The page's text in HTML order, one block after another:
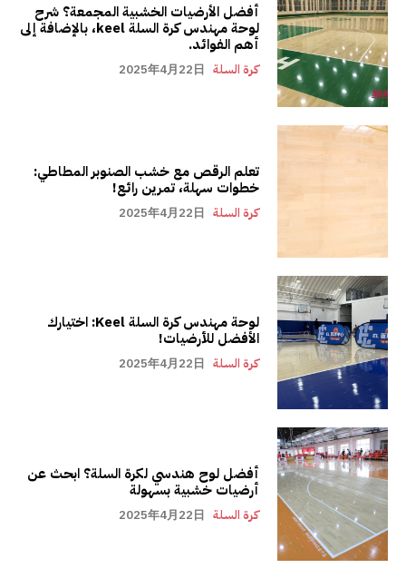
أفضل الأرضيات الخشبية المجمعة؟ شرح
لوحة مهندس كرة السلة keel، بالإضافة إلى
أهم الفوائد.
كرة السلة 2025年4月22日
تعلم الرقص مع خشب الصنوبر المطاطي:
خطوات سهلة، تمرين رائع!
كرة السلة 2025年4月22日
لوحة مهندس كرة السلة Keel: اختيارك
الأفضل للأرضيات!
كرة السلة 2025年4月22日
أفضل لوح هندسي لكرة السلة؟ ابحث عن
أرضيات خشبية بسهولة
كرة السلة 2025年4月22日